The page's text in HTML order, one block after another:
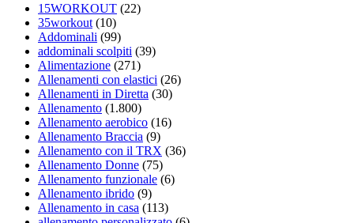
15WORKOUT (22)
35workout (10)
Addominali (99)
addominali scolpiti (39)
Alimentazione (271)
Allenamenti con elastici (26)
Allenamenti in Diretta (30)
Allenamento (1.800)
Allenamento aerobico (16)
Allenamento Braccia (9)
Allenamento con il TRX (36)
Allenamento Donne (75)
Allenamento funzionale (6)
Allenamento ibrido (9)
Allenamento in casa (113)